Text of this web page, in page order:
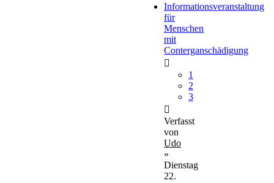
Informationsveranstaltung
für
Menschen
mit
Conterganschädigung
1
2
3
Verfasst
von
Udo
»
Dienstag
22.